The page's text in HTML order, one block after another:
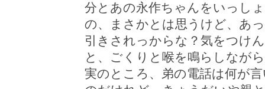
分とあの永作ちゃんをいっし
の、まさかとは思うけど、あ
引きされっからな？気をつけ
と、ごくりと喉を鳴らしなが
実のところ、弟の電話は何が